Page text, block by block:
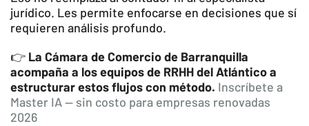
jurídico. Les permite enfocarse en decisiones que sí
requieren análisis profundo.
👉 La Cámara de Comercio de Barranquilla
acompaña a los equipos de RRHH del Atlántico a
estructurar estos flujos con método. Inscríbete a
Master IA — sin costo para empresas renovadas
2026